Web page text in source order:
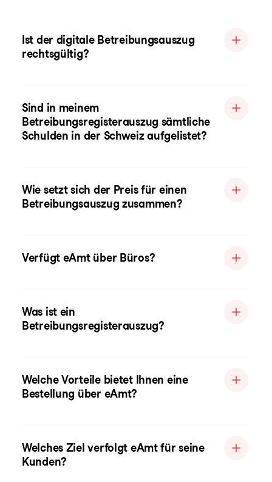
Ist der digitale Betreibungsauszug
rechtsgültig?
Sind in meinem
Betreibungsregisterauszug sämtliche
Schulden in der Schweiz aufgelistet?
Wie setzt sich der Preis für einen
Betreibungsauszug zusammen?
Verfügt eAmt über Büros?
Was ist ein
Betreibungsregisterauszug?
Welche Vorteile bietet Ihnen eine
Bestellung über eAmt?
Welches Ziel verfolgt eAmt für seine
Kunden?